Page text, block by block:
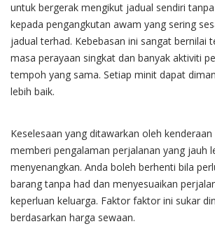
untuk bergerak mengikut jadual sendiri
kepada pengangkutan awam yang sering
jadual terhad. Kebebasan ini sangat bernilai
masa perayaan singkat dan banyak aktiviti
tempoh yang sama. Setiap minit dapat
lebih baik.
Keselesaan yang ditawarkan oleh
memberi pengalaman perjalanan yang jauh
menyenangkan. Anda boleh berhenti bila
barang tanpa had dan menyesuaikan
keperluan keluarga. Faktor faktor ini sukar
berdasarkan harga sewaan.